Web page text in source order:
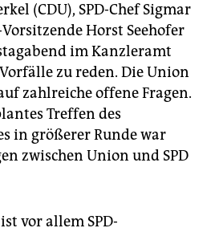
(CDU), SPD-Chef Sigmar
Horst Seehofer
im Kanzleramt
zu reden. Die Union
zahlreiche offene Fragen.
Treffen des
in größerer Runde war
zwischen Union und SPD
vor allem SPD-